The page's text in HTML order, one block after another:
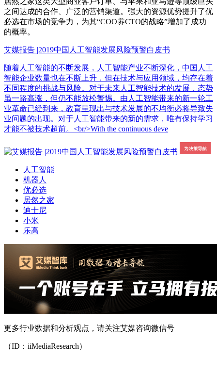
之间达成的合作、广泛的营销渠道。强大的资源优势提升了优
必选在市场的竞争力，为其“COO养CTO的战略”增加了成功
的概率。
艾媒报告 |2019中国人工智能发展风险预警白皮书
随着人工智能的不断发展，人工智能产业不断深化，中国人工
智能企业数量也在不断上升，但在技术与应用领域，均存在着
不同程度的挑战与风险。对于未来人工智能技术的发展，态势
虽一路高涨，但仍不能放松警惕。由人工智能带来的新一轮工
业革命已经到来，教育呈现出与技术发展的不均衡必将导致失
业问题的出现。对于人工智能带来的新的需求，唯有保持学习
才能不被技术超前。<br/>With the continuous deve
人工智能
机器人
优必选
居然之家
迪士尼
小米
乐高
更多行业数据和分析观点，请关注艾媒咨询微信号
（ID：iiMediaResearch）